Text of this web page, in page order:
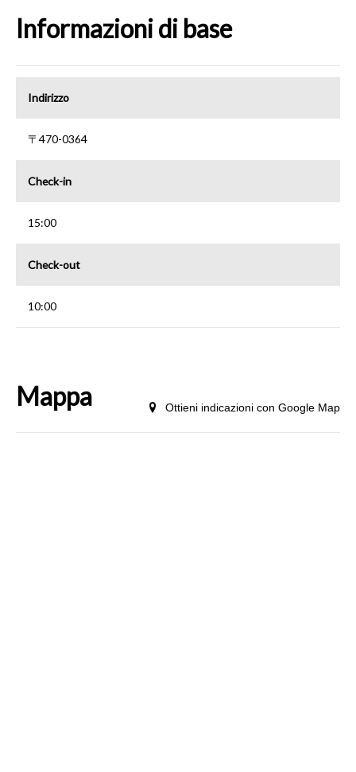
Informazioni di base
Indirizzo
〒470-0364
Check-in
15:00
Check-out
10:00
Mappa Ottieni indicazioni con Google Map